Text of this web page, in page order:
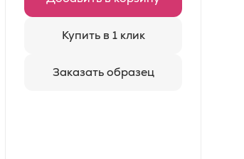
Купить в 1 клик
Заказать образец